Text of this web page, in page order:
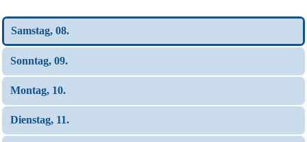
Samstag, 08.
Sonntag, 09.
Montag, 10.
Dienstag, 11.